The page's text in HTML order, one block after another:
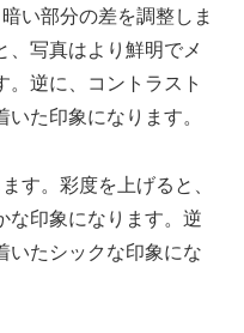
い部分の差を調整しま
、写真はより鮮明でメ
。逆に、コントラスト
た印象になります。
す。彩度を上げると、
な印象になります。逆
いたシックな印象にな